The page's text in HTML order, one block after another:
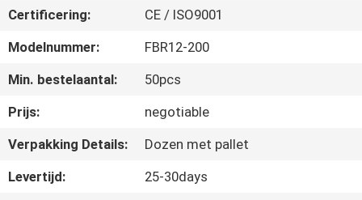
FABRIEKSREIS
KWALITEITSCONTROLE
CONTACTEER
ONS
Certificering:
CE / ISO9001
Modelnummer:
FBR12-200
Min. bestelaantal:
50pcs
Prijs:
negotiable
Verpakking Details:
Dozen met pallet
Levertijd:
25-30days